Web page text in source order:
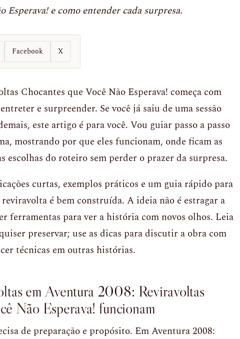
Esperava! e como entender cada surpresa.
Facebook X
Chocantes que Você Não Esperava! começa com
e surpreender. Se você já saiu de uma sessão
este artigo é para você. Vou guiar passo a passo
mostrando por que eles funcionam, onde ficam as
escolhas do roteiro sem perder o prazer da surpresa.
curtas, exemplos práticos e um guia rápido para
é bem construída. A ideia não é estragar a
ferramentas para ver a história com novos olhos. Leia
preservar; use as dicas para discutir a obra com
técnicas em outras histórias.
em Aventura 2008: Reviravoltas
Não Esperava! funcionam
de preparação e propósito. Em Aventura 2008: